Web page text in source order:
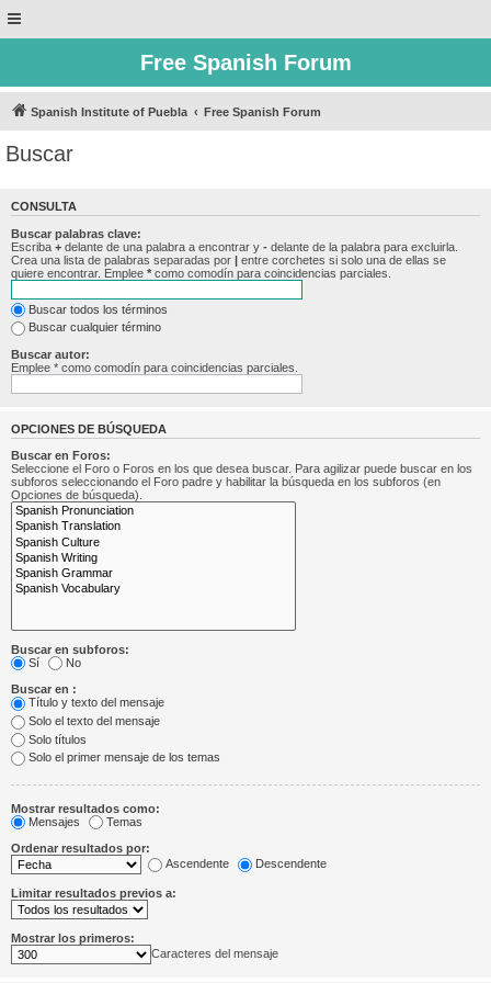
Free Spanish Forum
Spanish Institute of Puebla Free Spanish Forum
Buscar
CONSULTA
Buscar palabras clave:
Escriba + delante de una palabra a encontrar y - delante de la palabra para excluirla.
Crea una lista de palabras separadas por | entre corchetes si solo una de ellas se
quiere encontrar. Emplee * como comodín para coincidencias parciales.
Buscar todos los términos
Buscar cualquier término
Buscar autor:
Emplee * como comodín para coincidencias parciales.
OPCIONES DE BÚSQUEDA
Buscar en Foros:
Seleccione el Foro o Foros en los que desea buscar. Para agilizar puede buscar en los
subforos seleccionando el Foro padre y habilitar la búsqueda en los subforos (en
Opciones de búsqueda).
Buscar en subforos:
Sí
No
Buscar en :
Título y texto del mensaje
Solo el texto del mensaje
Solo títulos
Solo el primer mensaje de los temas
Mostrar resultados como:
Mensajes
Temas
Ordenar resultados por:
Ascendente
Descendente
Limitar resultados previos a:
Mostrar los primeros:
Caracteres del mensaje